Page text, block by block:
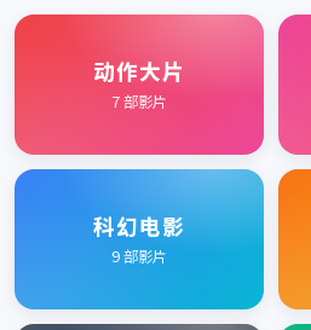
动作大片
7部影片
科幻电影
9部影片